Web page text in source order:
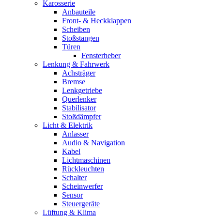
Karosserie
Anbauteile
Front- & Heckklappen
Scheiben
Stoßstangen
Türen
Fensterheber
Lenkung & Fahrwerk
Achsträger
Bremse
Lenkgetriebe
Querlenker
Stabilisator
Stoßdämpfer
Licht & Elektrik
Anlasser
Audio & Navigation
Kabel
Lichtmaschinen
Rückleuchten
Schalter
Scheinwerfer
Sensor
Steuergeräte
Lüftung & Klima